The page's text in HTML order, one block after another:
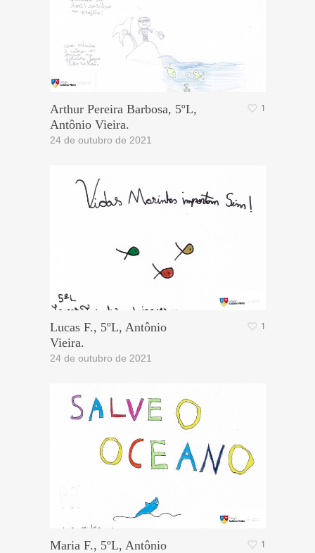
Arthur Pereira Barbosa, 5ºL,
Antônio Vieira.
24 de outubro de 2021
1
Lucas F., 5ºL, Antônio
Vieira.
24 de outubro de 2021
1
Maria F., 5ºL, Antônio
1